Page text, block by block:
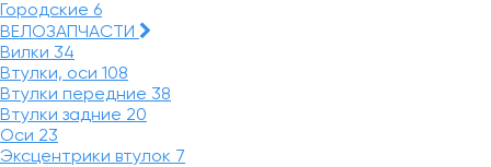
Городские 6
ВЕЛОЗАПЧАСТИ
Вилки 34
Втулки, оси 108
Втулки передние 38
Втулки задние 20
Оси 23
Эксцентрики втулок 7